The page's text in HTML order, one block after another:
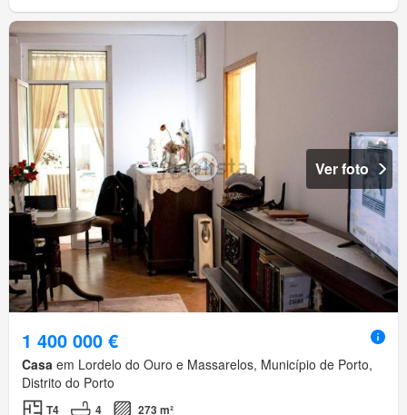
Ver foto
1 400 000 €
Casa em Lordelo do Ouro e Massarelos, Município de Porto,
Distrito do Porto
T4 4 273 m²